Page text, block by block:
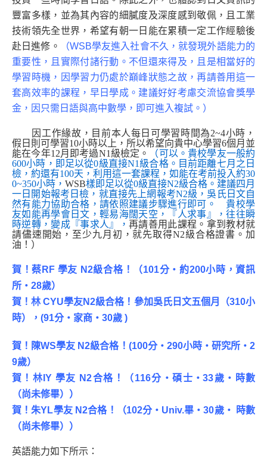
豐富多樣，並為其內容的細膩度及深度感到敬佩，且工業
技術領先全世界，希望有朝一日能在累積一定工作經驗後
赴日進修。
（WSB學友進入社會不久，就發現外語能力的
重要性，且實際付諸行動。不但還來得及，且是相當好的
學習時機，因學習力仍處於巔峰狀態之故，再請善用這一
套高效率的課程，早日學成。建議好好考慮交流協會獎學
金，因只需日語與高中數學 ，即可進入複試。）
因工作緣故，目前本人每日可學習時間為2~4小時，
假日則可學習10小時以上，所以希望向貴中心學習6個月並
能在今年12月即考過N1級檢定。
（可以。貴校學友一般約
600小時，即足以從0級直接N1級合格。 目前距離七月之日
檢，約還有100天，利用這一套課程，如能在考前投入約30
0~350小時， WSB樣即足以從0級直接N2級合格。建議四月
一日開始報考日檢，就直接先上網報考N2級，吳氏日文自
然有能力協助合格，請依照建議步驟進行即可。 貴校學
友如能再學會日文，輕易海闊天空，
『人求事』，往往瞬
時逆轉，變成『事求人』， 再請善用此課程。拿到教材就
請儘速開始，至少九月初，就先取得N2級合格證書。加
油！）
賀！蔡RF 學友 N2級合格！（101分‧約200小時，資訊
所‧28歲）
賀！林 CYU學友N2級合格！參加吳氏日文五個月（310小
時），(91分‧家商‧30歲 )
賀！陳WS學友 N2級合格！(100分‧290小時‧研究所‧2
9歲）
賀！林IY 學友 N2合格！（116分‧碩士‧33歲‧時數
（尚未修畢））
賀！朱YL學友 N2合格！（102分‧Univ.畢‧30歲‧ 時數
（尚未修畢））
英語能力如下所示：